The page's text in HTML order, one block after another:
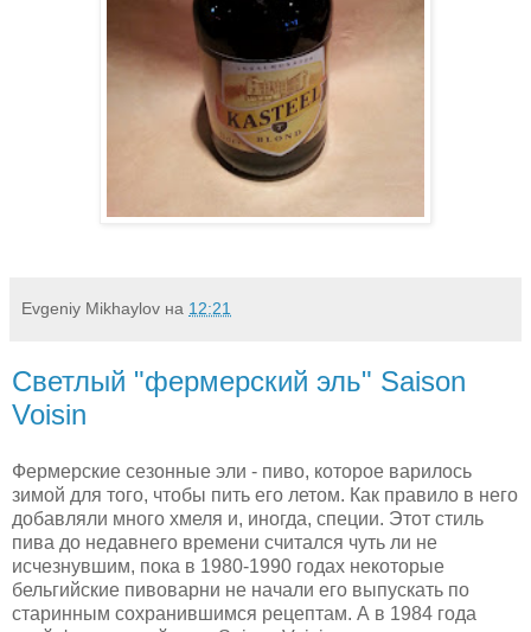
Evgeniy Mikhaylov на 12:21
Светлый "фермерский эль" Saison
Voisin
Фермерские сезонные эли - пиво, которое варилось
зимой для того, чтобы пить его летом. Как правило в него
добавляли много хмеля и, иногда, специи. Этот стиль
пива до недавнего времени считался чуть ли не
исчезнувшим, пока в 1980-1990 годах некоторые
бельгийские пивоварни не начали его выпускать по
старинным сохранившимся рецептам. А в 1984 года